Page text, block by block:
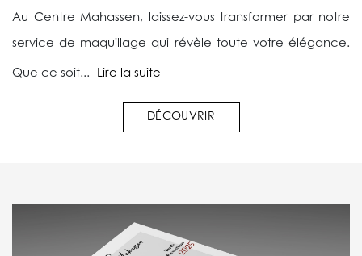
Au Centre Mahassen, laissez-vous transformer par notre
service de maquillage qui révèle toute votre élégance.
Que ce soit... Lire la suite
DÉCOUVRIR